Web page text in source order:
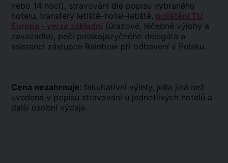
nebo 14 nocí), stravování dle popisu vybraného
hotelu, transfery letiště–hotel–letiště, pojištění TU
Europa - verze základní (úrazové, léčebné výlohy a
zavazadla), péči polskojazyčného delegáta a
asistenci zástupce Rainbow při odbavení v Polsku.
Cena nezahrnuje: fakultativní výlety, jídla jiná než
uvedená v popisu stravování u jednotlivých hotelů a
další osobní výdaje.